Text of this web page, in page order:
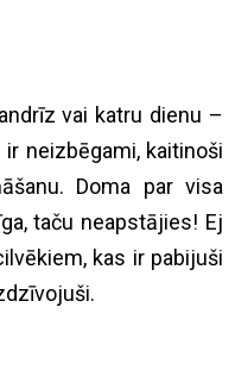
vai katru dienu –
neizbēgami, kaitinoši
Doma par visa
taču neapstājies! Ej
kas ir pabijuši